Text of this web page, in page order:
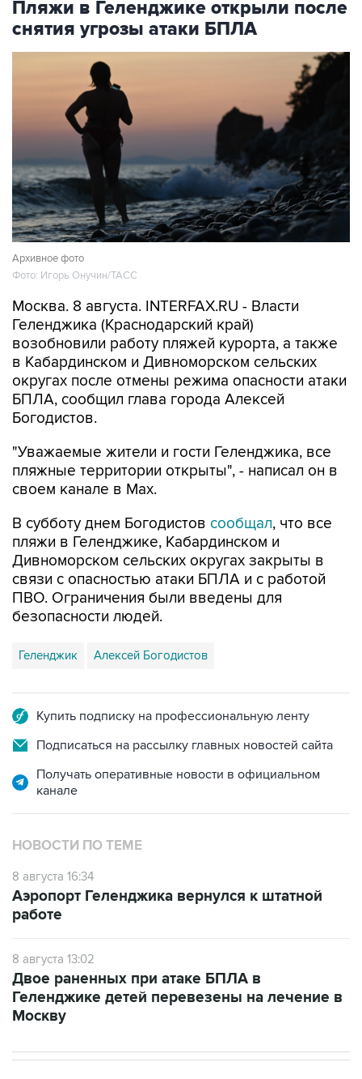
Пляжи в Геленджике открыли после
снятия угрозы атаки БПЛА
Архивное фото
Фото: Игорь Онучин/ТАСС
Москва. 8 августа. INTERFAX.RU - Власти
Геленджика (Краснодарский край)
возобновили работу пляжей курорта, а также
в Кабардинском и Дивноморском сельских
округах после отмены режима опасности атаки
БПЛА, сообщил глава города Алексей
Богодистов.
"Уважаемые жители и гости Геленджика, все
пляжные территории открыты", - написал он в
своем канале в Max.
В субботу днем Богодистов сообщал, что все
пляжи в Геленджике, Кабардинском и
Дивноморском сельских округах закрыты в
связи с опасностью атаки БПЛА и с работой
ПВО. Ограничения были введены для
безопасности людей.
Геленджик Алексей Богодистов
Купить подписку на профессиональную ленту
Подписаться на рассылку главных новостей сайта
Получать оперативные новости в официальном
канале
НОВОСТИ ПО ТЕМЕ
8 августа 16:34
Аэропорт Геленджика вернулся к штатной
работе
8 августа 13:02
Двое раненных при атаке БПЛА в
Геленджике детей перевезены на лечение в
Москву